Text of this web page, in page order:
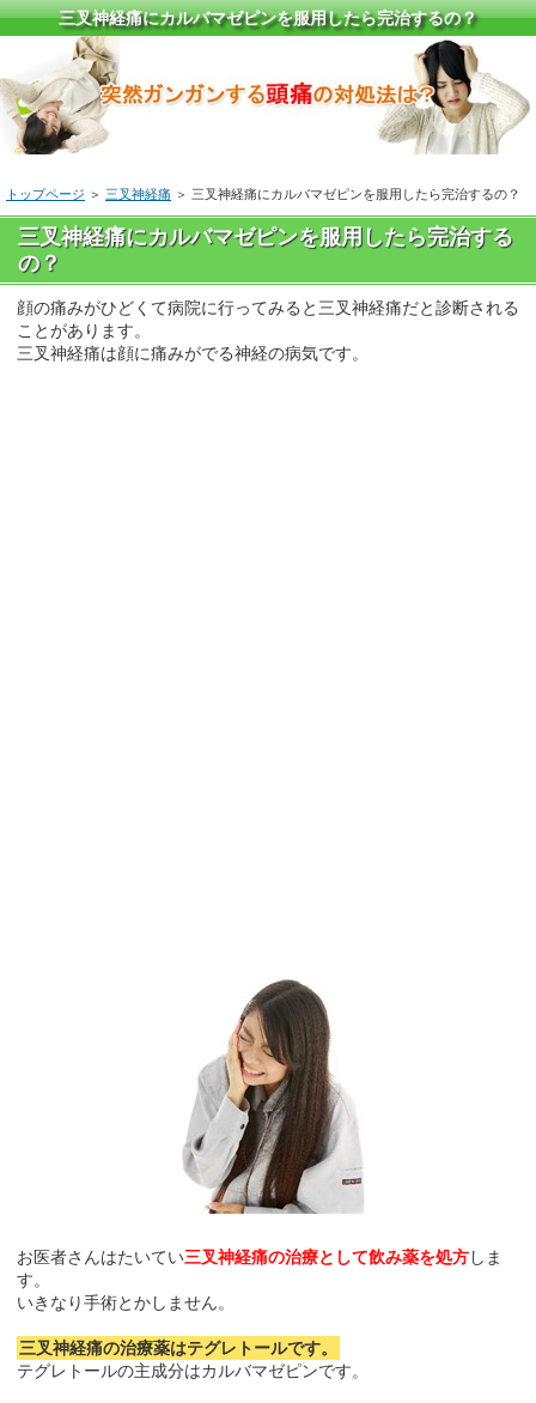
三叉神経痛にカルバマゼピンを服用したら完治するの？
トップページ ＞ 三叉神経痛 ＞ 三叉神経痛にカルバマゼピンを服用したら完治するの？
三叉神経痛にカルバマゼピンを服用したら完治する
の？
顔の痛みがひどくて病院に行ってみると三叉神経痛だと診断される
ことがあります。
三叉神経痛は顔に痛みがでる神経の病気です。
お医者さんはたいてい三叉神経痛の治療として飲み薬を処方しま
す。
いきなり手術とかしません。
三叉神経痛の治療薬はテグレトールです。
テグレトールの主成分はカルバマゼピンです。